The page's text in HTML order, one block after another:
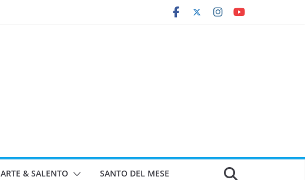
ARTE & SALENTO SANTO DEL MESE